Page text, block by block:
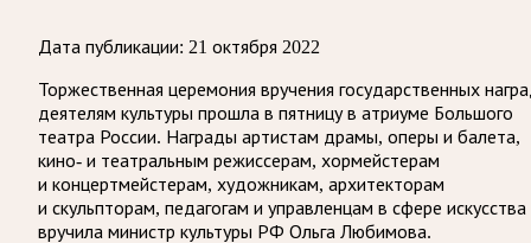
Дата публикации: 21 октября 2022
Торжественная церемония вручения государственных
деятелям культуры прошла в пятницу в атриуме Большого
театра России. Награды артистам драмы, оперы и балета,
кино- и театральным режиссерам, хормейстерам
и концертмейстерам, художникам, архитекторам
и скульпторам, педагогам и управленцам в сфере искусства
вручила министр культуры РФ Ольга Любимова.